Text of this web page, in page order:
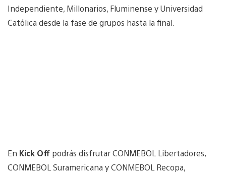
Independiente, Millonarios, Fluminense y Universidad
Católica desde la fase de grupos hasta la final.
En Kick Off podrás disfrutar CONMEBOL Libertadores,
CONMEBOL Suramericana y CONMEBOL Recopa,